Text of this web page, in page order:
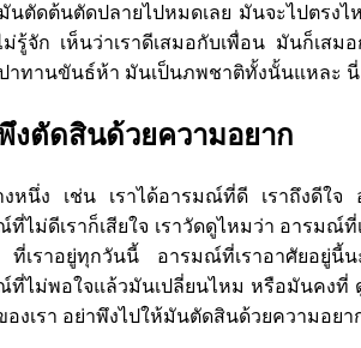
นตัดต้นตัดปลายไปหมดเลย มันจะไปตรงไ
ม่รู้จัก เห็นว่าเราดีเสมอกับเพื่อน มันก็เสม
าทานขันธ์ห้า มันเป็นภพชาติทั้งนั้นแหละ นี่
งตัดสินด้วยความอยาก
งหนึ่ง เช่น เราได้อารมณ์ที่ดี เราถึงดีใจ
ที่ไม่ดีเราก็เสียใจ เราวัดดูไหมว่า อารม
เราอยู่ทุกวันนี้ อารมณ์ที่เราอาศัยอยู่นี้น
ที่ไม่พอใจแล้วมันเปลี่ยนไหม หรือมันคงที่
งเรา อย่าพึงไปให้มันตัดสินด้วยความอยา